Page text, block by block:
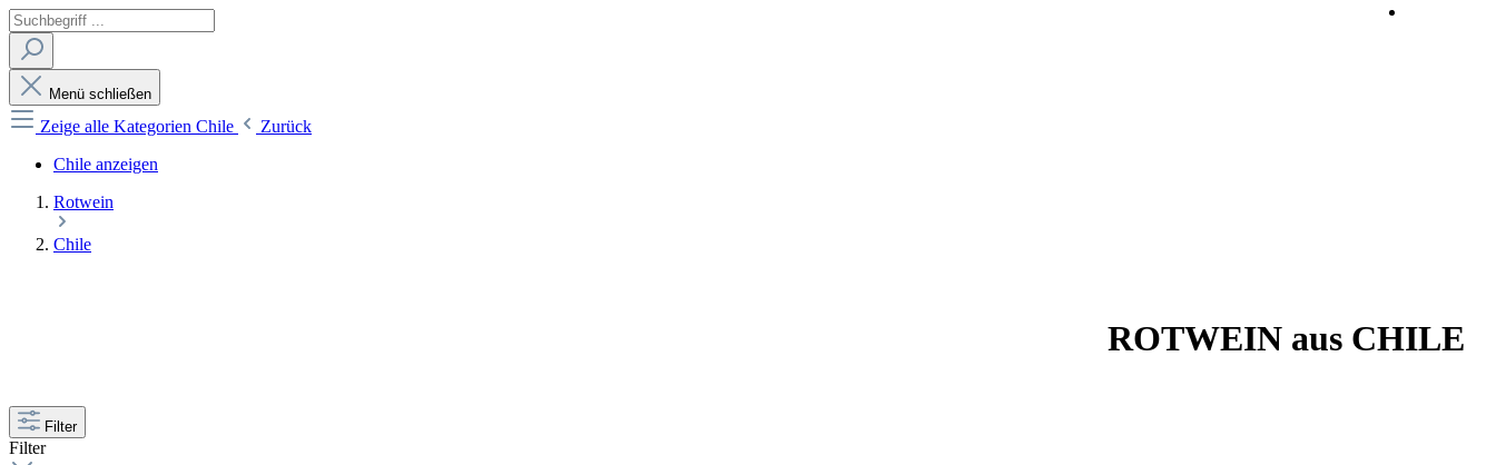
Menü schließen
Zeige alle Kategorien Chile
Zurück
Chile anzeigen
Rotwein
Chile
ROTWEIN aus CHILE
Filter
Filter